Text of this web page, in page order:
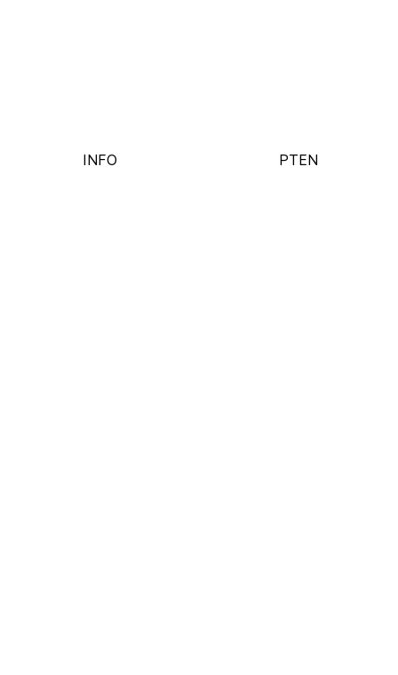
INFO PTEN